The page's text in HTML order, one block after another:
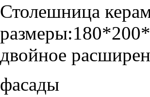
Столешница
размеры:
двойное
фасады